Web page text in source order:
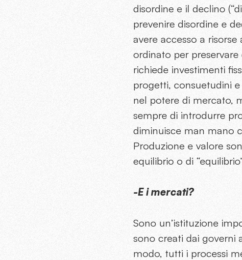
disordine e il declino
prevenire disordine e
avere accesso a
ordinato per preservare
richiede investimenti
progetti, consuetudini
nel potere di mercato,
sempre di introdurre
diminuisce man mano
Produzione e valore
equilibrio o di
-E i mercati?
Sono un’istituzione
sono creati dai governi
modo, tutti i processi